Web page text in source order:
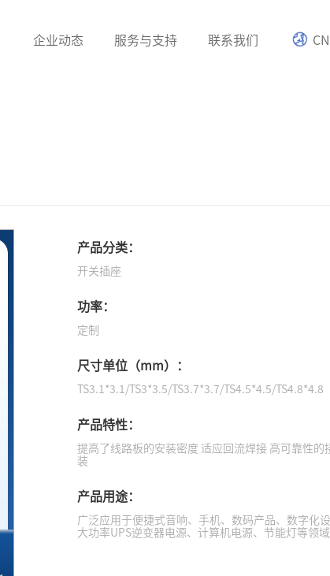
企业动态 服务与支持 联系我们 CN
成型电感
产品分类：
开关插座
功率：
定制
尺寸单位（mm）：
TS3.1*3.1/TS3*3.5/TS3.7*3.7/TS4.5*4.5/TS4.8*4.8
产品特性：
提高了线路板的安装密度 适应回流焊接 高可靠性
装
产品用途：
广泛应用于便捷式音响、手机、数码产品、数字化
大功率UPS逆变器电源、计算机电源、节能灯等领域